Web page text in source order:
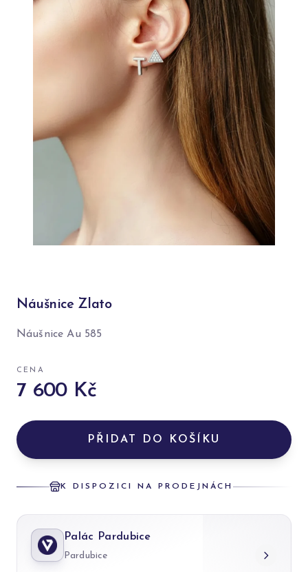
Náušnice Zlato
Náušnice Au 585
CENA
7 600 Kč
PŘIDAT DO KOŠÍKU
K DISPOZICI NA PRODEJNÁCH
Palác Pardubice
Pardubice